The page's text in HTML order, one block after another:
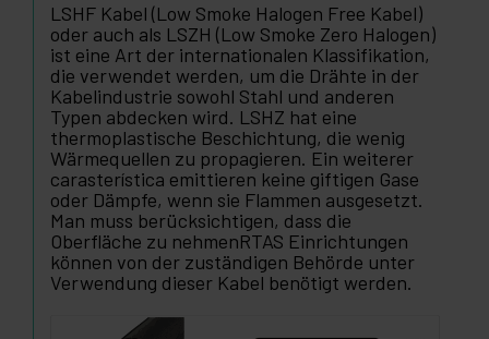
LSHF Kabel (Low Smoke Halogen Free Kabel)
oder auch als LSZH (Low Smoke Zero Halogen)
ist eine Art der internationalen Klassifikation,
die verwendet werden, um die Drähte in der
Kabelindustrie sowohl Stahl und anderen
Typen abdecken wird. LSHZ hat eine
thermoplastische Beschichtung, die wenig
Wärmequellen zu propagieren. Ein weiterer
carasterística emittieren keine giftigen Gase
oder Dämpfe, wenn sie Flammen ausgesetzt.
Man muss berücksichtigen, dass die
Oberfläche zu nehmenRTAS Einrichtungen
können von der zuständigen Behörde unter
Verwendung dieser Kabel benötigt werden.